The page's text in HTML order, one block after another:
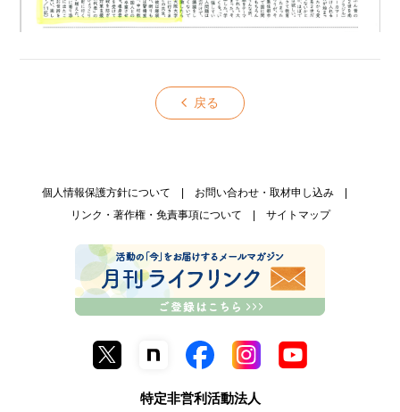
戻る
個人情報保護方針について
お問い合わせ・取材申し込み
リンク・著作権・免責事項について
サイトマップ
特定非営利活動法人